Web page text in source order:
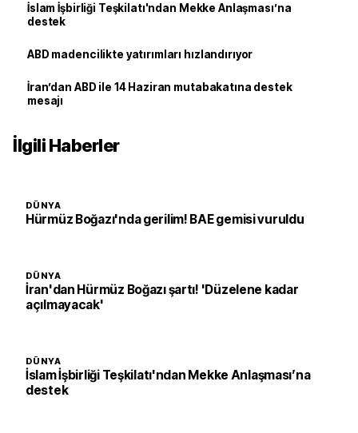
İslam İşbirliği Teşkilatı'ndan Mekke Anlaşması’na
destek
ABD madencilikte yatırımları hızlandırıyor
İran’dan ABD ile 14 Haziran mutabakatına destek
mesajı
İlgili Haberler
DÜNYA
Hürmüz Boğazı'nda gerilim! BAE gemisi vuruldu
DÜNYA
İran'dan Hürmüz Boğazı şartı! 'Düzelene kadar
açılmayacak'
DÜNYA
İslam İşbirliği Teşkilatı'ndan Mekke Anlaşması’na
destek